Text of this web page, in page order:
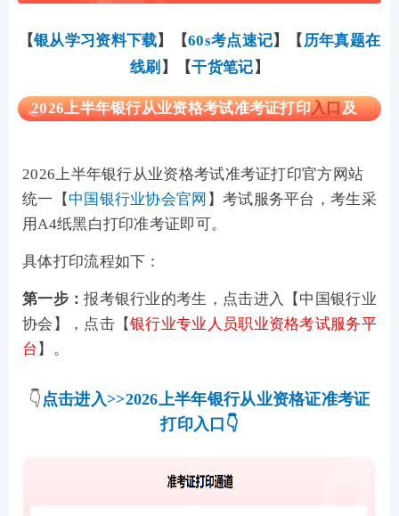
【银从学习资料下载】 【60s考点速记】【 历年真题在
线刷 】 【干货笔记 】
2026上半年银行从业资格考试准考证打印入口及
2026上半年银行从业资格考试准考证打印官方网站
统一【 中国银行业协会官网 】 考试服务平台，考生采
用A4纸黑白打印准考证即可。
具体打印流程如下：
第一步：报考银行业的考生，点击进入【 中国银行业
协会 】，点击【银行业专业人员职业资格考试服务平
台 】。
👇 点击进入>>2026上半年银行从业资格证准考证
打印入口 👇